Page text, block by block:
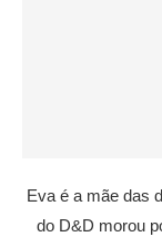
Eva é a mãe das
do D&D morou